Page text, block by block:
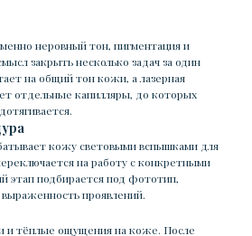
неровный тон, пигментация и
закрыть несколько задач за один
на общий тон кожи, а лазерная
отдельные капилляры, до которых
кожу световыми вспышками для
на работу с конкретными
этап подбирается под фототип,
проявлений.
и тёплые ощущения на коже. После